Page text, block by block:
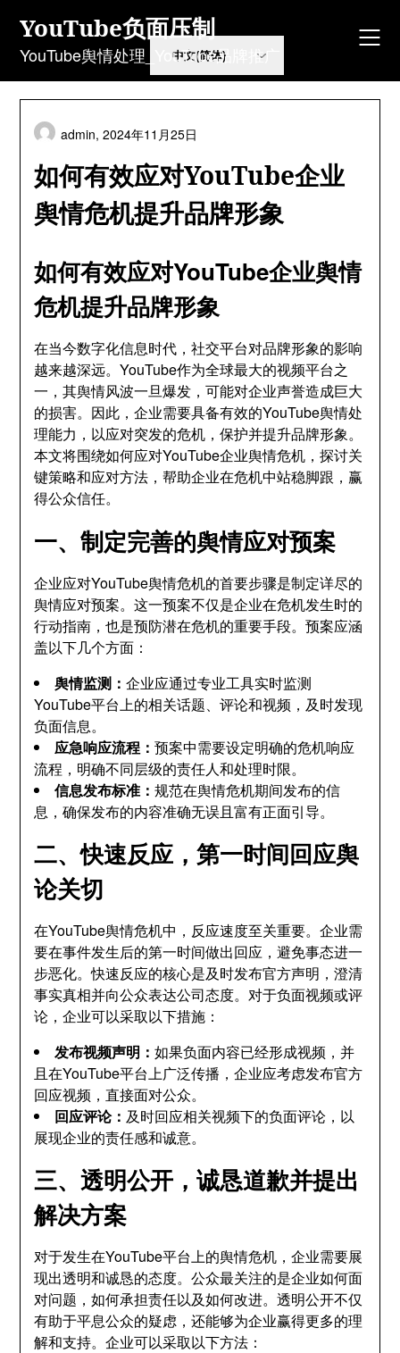
content
YouTube负面压制
YouTube舆情处理_YouTube品牌推广
如何有效应对YouTube企业
舆情危机提升品牌形象
admin,2024年11月25日
如何有效应对YouTube企业舆情
危机提升品牌形象
在当今数字化信息时代，社交平台对品牌形象的影响
越来越深远。YouTube作为全球最大的视频平台之
一，其舆情风波一旦爆发，可能对企业声誉造成巨大
的损害。因此，企业需要具备有效的YouTube舆情处
理能力，以应对突发的危机，保护并提升品牌形象。
本文将围绕如何应对YouTube企业舆情危机，探讨关
键策略和应对方法，帮助企业在危机中站稳脚跟，赢
得公众信任。
一、制定完善的舆情应对预案
企业应对YouTube舆情危机的首要步骤是制定详尽的
舆情应对预案。这一预案不仅是企业在危机发生时的
行动指南，也是预防潜在危机的重要手段。预案应涵
盖以下几个方面：
舆情监测：企业应通过专业工具实时监测
YouTube平台上的相关话题、评论和视频，及时发现
负面信息。
应急响应流程：预案中需要设定明确的危机响应
流程，明确不同层级的责任人和处理时限。
信息发布标准：规范在舆情危机期间发布的信
息，确保发布的内容准确无误且富有正面引导。
二、快速反应，第一时间回应舆
论关切
在YouTube舆情危机中，反应速度至关重要。企业需
要在事件发生后的第一时间做出回应，避免事态进一
步恶化。快速反应的核心是及时发布官方声明，澄清
事实真相并向公众表达公司态度。对于负面视频或评
论，企业可以采取以下措施：
发布视频声明：如果负面内容已经形成视频，并
且在YouTube平台上广泛传播，企业应考虑发布官方
回应视频，直接面对公众。
回应评论： 及时回应相关视频下的负面评论，以
展现企业的责任感和诚意。
三、透明公开，诚恳道歉并提出
解决方案
对于发生在YouTube平台上的舆情危机，企业需要展
现出透明和诚恳的态度。公众最关注的是企业如何面
对问题，如何承担责任以及如何改进。透明公开不仅
有助于平息公众的疑虑，还能够为企业赢得更多的理
解和支持。企业可以采取以下方法：